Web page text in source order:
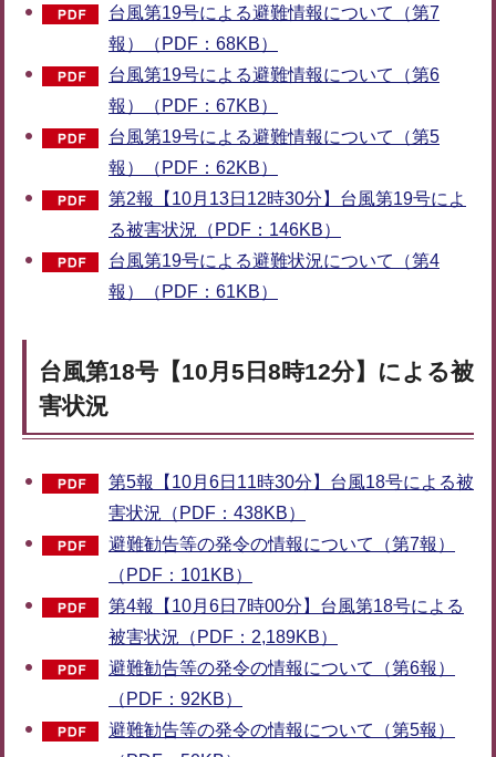
台風第19号による避難情報について（第7
報）（PDF：68KB）
台風第19号による避難情報について（第6
報）（PDF：67KB）
台風第19号による避難情報について（第5
報）（PDF：62KB）
第2報【10月13日12時30分】台風第19号によ
る被害状況（PDF：146KB）
台風第19号による避難状況について（第4
報）（PDF：61KB）
台風第18号【10月5日8時12分】による被
害状況
第5報【10月6日11時30分】台風18号による被
害状況（PDF：438KB）
避難勧告等の発令の情報について（第7報）
（PDF：101KB）
第4報【10月6日7時00分】台風第18号による
被害状況（PDF：2,189KB）
避難勧告等の発令の情報について（第6報）
（PDF：92KB）
避難勧告等の発令の情報について（第5報）